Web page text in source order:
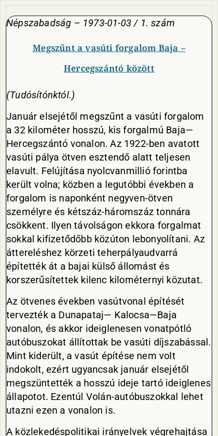
Népszabadság – 1973-01-03 / 1. szám
Megszűnt a vasúti forgalom Baja –
Hercegszántó között
(Tudósítónktól.)
Január elsejétől megszűnt a vasúti forgalom
a 32 kilométer hosszú, kis forgalmú Baja—
Her­cegszántó vonalon. Az 1922-ben avatott
vasúti pálya ötven esz­tendő alatt teljesen
elavult. Fel­újítása nyolcvanmillió forintba
került volna; közben a legutóbbi években a
forgalom is naponként negyven-ötven
személyre és két­száz-háromszáz tonnára
csökkent. Ilyen távolságon ekkora forgal­mat
sokkal kifizetődőbb közúton lebonyolítani. Az
áttereléshez körzeti teherpályaudvarrá
építették át a bajai külső állomást és
korszerűsítettek kilenc kilométernyi közutat.
Az ötvenes években vasútvonal építését
tervezték a Dunapataj— Kalocsa—Baja
vonalon, és akkor ideiglenesen vonatpótló
autóbu­szokat állítottak be vasúti díjsza­bással.
Mint kiderült, a vasút épí­tése nem volt
indokolt, ezért ugyancsak január elsejétől
meg­szüntették a hosszú ideje tartó ideiglenes
állapotot. Ezentúl Vo­lán-autóbuszokkal lehet
utazni ezen a vonalon is.
A közlekedéspolitikai irányel­vek végrehajtása